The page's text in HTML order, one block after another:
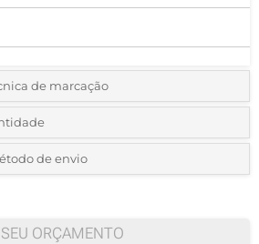
de marcação
e as cores do logotipo:
de envio
ORÇAMENTO